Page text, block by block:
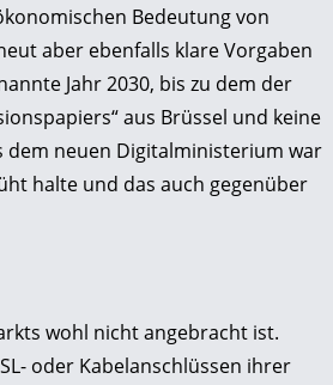
Bedeutung von
aber ebenfalls klare Vorgaben
Jahr 2030, bis zu dem der
aus Brüssel und keine
dem neuen Digitalministerium war
halte und das auch gegenüber
wohl nicht angebracht ist.
oder Kabelanschlüssen ihrer